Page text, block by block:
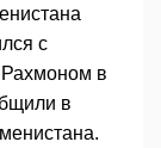
с
в
в